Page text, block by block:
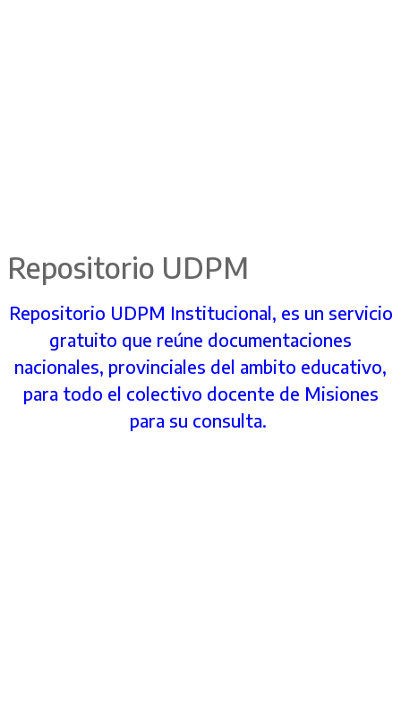
Repositorio UDPM
Repositorio UDPM Institucional, es un servicio
gratuito que reúne documentaciones
nacionales, provinciales del ambito educativo,
para todo el colectivo docente de Misiones
para su consulta.